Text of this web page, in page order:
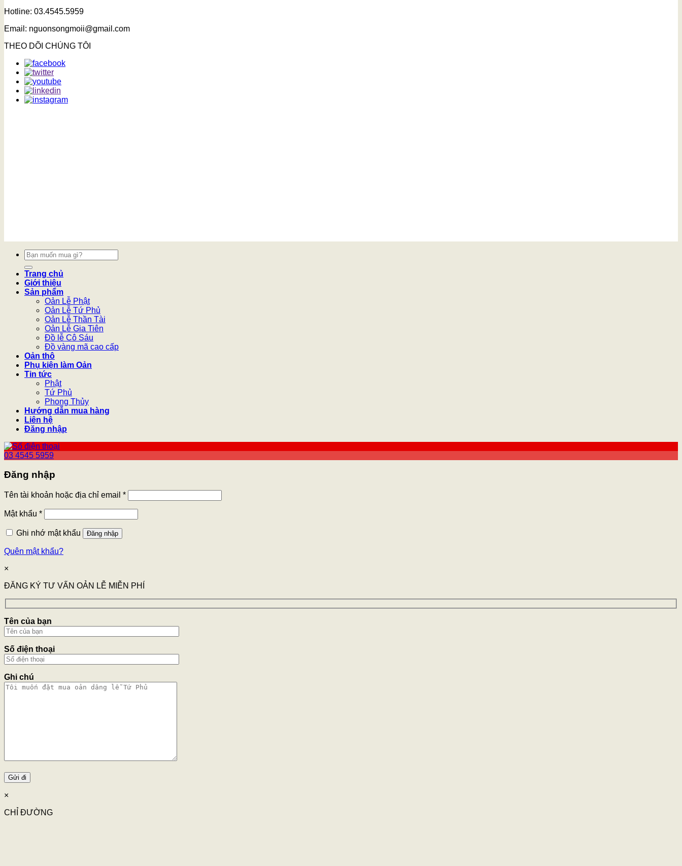
Hotline: 03.4545.5959
Email: nguonsongmoii@gmail.com
THEO DÕI CHÚNG TÔI
Tìm
kiếm:
Trang chủ
Giới thiệu
Sản phẩm
Oản Lễ Phật
Oản Lễ Tứ Phủ
Oản Lễ Thần Tài
Oản Lễ Gia Tiên
Đồ lễ Cô Sáu
Đồ vàng mã cao cấp
Oản thô
Phụ kiện làm Oản
Tin tức
Phật
Tứ Phủ
Phong Thủy
Hướng dẫn mua hàng
Liên hệ
Đăng nhập
03 4545 5959
Đăng nhập
Tên tài khoản hoặc địa chỉ email *
Mật khẩu *
Ghi nhớ mật khẩu Đăng nhập
Quên mật khẩu?
×
ĐĂNG KÝ TƯ VẤN OẢN LỄ MIỄN PHÍ
Tên của bạn
Số điện thoại
Ghi chú
×
CHỈ ĐƯỜNG